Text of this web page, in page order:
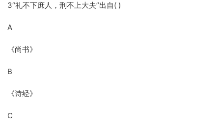
3“礼不下庶人，刑不上大夫”出自( )
A
《尚书》
B
《诗经》
C